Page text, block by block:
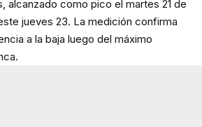
alcanzado como pico el martes 21 de
jueves 23. La medición confirma
a la baja luego del máximo